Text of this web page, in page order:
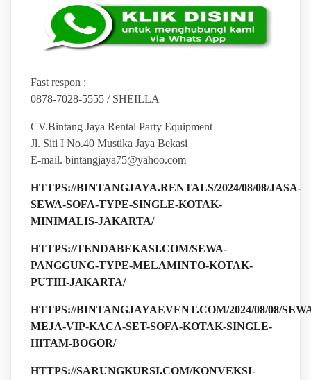
Fast respon :
0878-7028-5555 / SHEILLA
CV.Bintang Jaya Rental Party Equipment
Jl. Siti I No.40 Mustika Jaya Bekasi
E-mail. bintangjaya75@yahoo.com
HTTPS://BINTANGJAYA.RENTALS/2024/08/08/JASA-
SEWA-SOFA-TYPE-SINGLE-KOTAK-
MINIMALIS-JAKARTA/
HTTPS://TENDABEKASI.COM/SEWA-
PANGGUNG-TYPE-MELAMINTO-KOTAK-
PUTIH-JAKARTA/
HTTPS://BINTANGJAYAEVENT.COM/2024/08/08/
MEJA-VIP-KACA-SET-SOFA-KOTAK-SINGLE-
HITAM-BOGOR/
HTTPS://SARUNGKURSI.COM/KONVEKSI-